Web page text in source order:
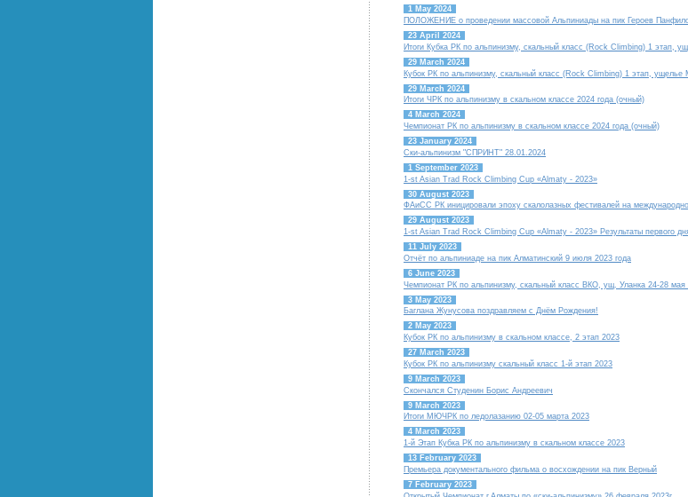
1 May 2024
ПОЛОЖЕНИЕ о проведении массовой Альпиниады на пик Героев
23 April 2024
Итоги Кубка РК по альпинизму, скальный класс (Rock Climbing) 1 этап,
29 March 2024
Кубок РК по альпинизму, скальный класс (Rock Climbing) 1 этап, ущелье
29 March 2024
Итоги ЧРК по альпинизму в скальном классе 2024 года (очный)
4 March 2024
Чемпионат РК по альпинизму в скальном классе 2024 года (очный)
23 January 2024
Ски-альпинизм "СПРИНТ" 28.01.2024
1 September 2023
1-st Asian Trad Rock Climbing Cup «Almaty - 2023»
30 August 2023
ФАиСС РК иницировали эпоху скалолазных фестивалей на
29 August 2023
1-st Asian Trad Rock Climbing Cup «Almaty - 2023» Результаты первого
11 July 2023
Отчёт по альпиниаде на пик Алматинский 9 июля 2023 года
6 June 2023
Чемпионат РК по альпинизму, скальный класс ВКО, ущ. Уланка 24-28 мая
3 May 2023
Баглана Жунусова поздравляем с Днём Рождения!
2 May 2023
Кубок РК по альпинизму в скальном классе, 2 этап 2023
27 March 2023
Кубок РК по альпинизму скальный класс 1-й этап 2023
9 March 2023
Скончался Студенин Борис Андреевич
9 March 2023
Итоги МЮЧРК по ледолазанию 02-05 марта 2023
4 March 2023
1-й Этап Кубка РК по альпинизму в скальном классе 2023
13 February 2023
Премьера документального фильма о восхождении на пик Верный
7 February 2023